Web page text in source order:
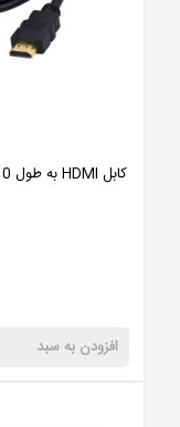
کابل HDMI به طول 10 متر
افزودن به سبد